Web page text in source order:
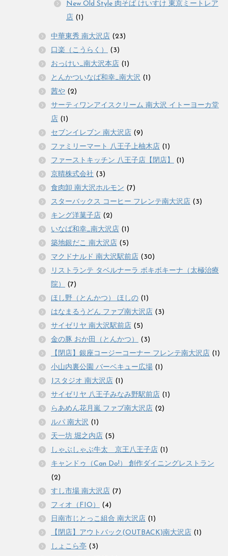
New Old Style 肉そば けいすけ 東京ミートレア
店 (1)
中華東秀 南大沢店 (23)
口楽（こうらく）
(3)
おっけい_南大沢本店 (1)
とんかついなば和幸_南大沢 (1)
茜や (2)
サーティワンアイスクリーム 南大沢 イトーヨーカ堂
店 (1)
セブンイレブン 南大沢店 (9)
ファミリーマート 八王子上柚木店 (1)
ファーストキッチン 八王子店【閉店】
(1)
京晴株式会社 (3)
食肉卸 南大沢ホルモン (7)
スターバックス コーヒー フレンテ南大沢店 (3)
キング洋菓子店 (2)
いなば和幸_南大沢店 (1)
築地銀だこ 南大沢店 (5)
マクドナルド 南大沢駅前店 (30)
リストランテ タベルナーラ ボキボキーナ（太極治療
院）
(7)
ほし野（とんかつ） ほしの (1)
はなまるうどん ファブ南大沢店 (3)
サイゼリヤ 南大沢駅前店 (5)
金の豚 おか田（とんかつ）
(3)
【閉店】銀座コージーコーナー フレンテ南大沢店 (1)
小山内裏公園 バーベキュー広場 (1)
Jスタジオ 南大沢店 (1)
サイゼリヤ 八王子みなみ野駅前店 (1)
らあめん花月嵐 ファブ南大沢店 (2)
ルパ 南大沢 (1)
天一坊 堀之内店 (5)
しゃぶしゃぶ牛太 京王八王子店 (1)
キャンドゥ（Can Do!） 創作ダイニングレストラン
(2)
すし市場 南大沢店 (7)
フィオ（FIO）
(4)
日南市じとっこ組合 南大沢店 (1)
【閉店】アウトバック(OUTBACK)南大沢店 (1)
しょこら亭 (3)